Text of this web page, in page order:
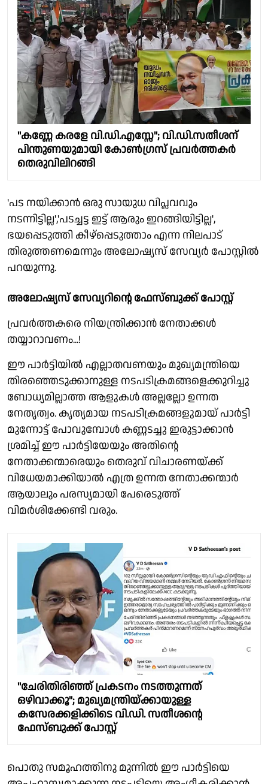
"കണ്ണേ കരളേ വി.ഡി.എസ്സേ"; വി.ഡി.സതീശന്
പിന്തുണയുമായി കോൺഗ്രസ് പ്രവർത്തകർ
തെരുവിലിറങ്ങി
'പട നയിക്കാൻ ഒരു സായുധ വിപ്ലവവും
നടന്നിട്ടില്ല','പടച്ചട്ട ഇട്ട് ആരും ഇറങ്ങിയിട്ടില്ല',
ഭയപ്പെടുത്തി കീഴ്പ്പെടുത്താം എന്ന നിലപാട്
തിരുത്തണമെന്നും അലോഷ്യസ് സേവ്യർ പോസ്റ്റിൽ
പറയുന്നു.
അലോഷ്യസ് സേവ്യറിൻ്റെ ഫേസ്ബുക്ക് പോസ്റ്റ്
പ്രവർത്തകരെ നിയന്ത്രിക്കാൻ നേതാക്കൾ
തയ്യാറാവണം...!
ഈ പാർട്ടിയിൽ എല്ലാതവണയും മുഖ്യമന്ത്രിയെ
തിരഞ്ഞെടുക്കാനുള്ള നടപടിക്രമങ്ങളെക്കുറിച്ചു
ബോധ്യമില്ലാത്ത ആളുകൾ അല്ലല്ലോ ഉന്നത
നേതൃത്വം. കൃത്യമായ നടപടിക്രമങ്ങളുമായ് പാർട്ടി
മുന്നോട്ട് പോവുമ്പോൾ കണ്ണടച്ചു ഇരുട്ടാക്കാൻ
ശ്രമിച്ച് ഈ പാർട്ടിയേയും അതിന്റെ
നേതാക്കന്മാരെയും തെരുവ് വിചാരണയ്ക്ക്
വിധേയമാക്കിയാൽ എത്ര ഉന്നത നേതാക്കന്മാർ
ആയാലും പരസ്യമായി പേരെടുത്ത്
വിമർശിക്കേണ്ടി വരും.
"ചേരിതിരിഞ്ഞ് പ്രകടനം നടത്തുന്നത്
ഒഴിവാക്കൂ"; മുഖ്യമന്ത്രിയ്ക്കായുള്ള
കസേരക്കളിക്കിടെ വി.ഡി. സതീശൻ്റെ
ഫേസ്ബുക്ക് പോസ്റ്റ്
പൊതു സമൂഹത്തിനു മുന്നിൽ ഈ പാർട്ടിയെ